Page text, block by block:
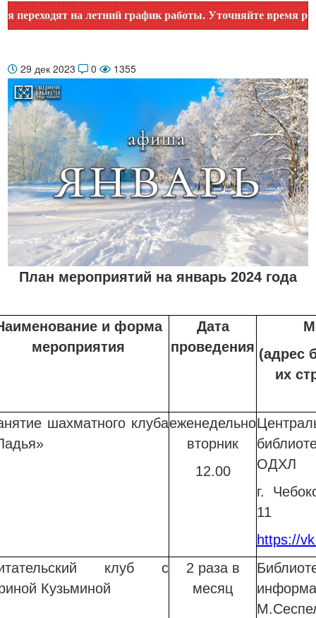
график работы. Уточняйте время работы по номеру
29 дек 2023 0 1355
План мероприятий на январь 2024 года
и форма
мероприятия
Дата
проведения (адрес
их
шахматного клубаеженедельно
вторник
12.00
ОДХЛ
г.
11
https://
клуб с
Кузьминой
2 раза в
месяц